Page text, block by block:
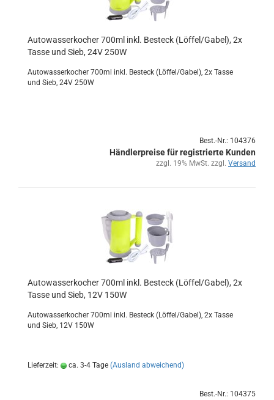
Au­to­was­ser­ko­cher 700ml inkl. Be­steck (Löf­fel/Gabel), 2x
Tasse und Sieb, 24V 250W
Au­to­was­ser­ko­cher 700ml inkl. Be­steck (Löf­fel/Gabel), 2x Tasse
und Sieb, 24V 250W
Best.-Nr.: 104376
Händlerpreise für registrierte Kunden
zzgl. 19% MwSt. zzgl. Versand
Au­to­was­ser­ko­cher 700ml inkl. Be­steck (Löf­fel/Gabel), 2x
Tasse und Sieb, 12V 150W
Au­to­was­ser­ko­cher 700ml inkl. Be­steck (Löf­fel/Gabel), 2x Tasse
und Sieb, 12V 150W
Lieferzeit: ca. 3-4 Tage (Ausland abweichend)
Best.-Nr.: 104375